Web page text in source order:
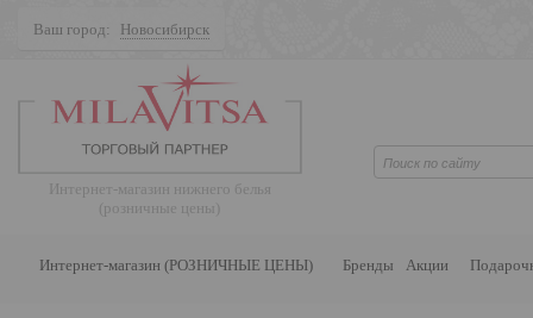
Ваш город: Новосибирск
Интернет-магазин нижнего белья
(розничные цены)
Интернет-магазин (РОЗНИЧНЫЕ ЦЕНЫ) Бренды Акции